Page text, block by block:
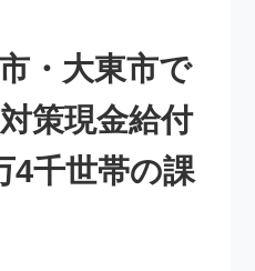
・大東市で
策現金給付
千世帯の課